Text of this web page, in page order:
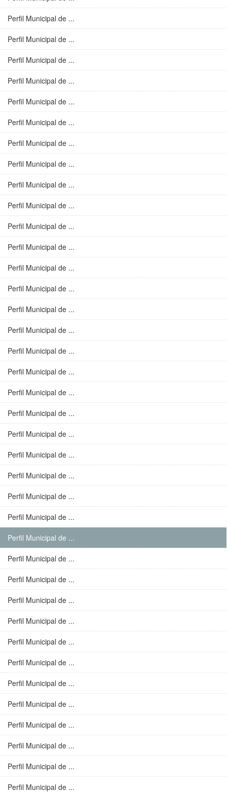
Perfil Municipal de ...
Perfil Municipal de ...
Perfil Municipal de ...
Perfil Municipal de ...
Perfil Municipal de ...
Perfil Municipal de ...
Perfil Municipal de ...
Perfil Municipal de ...
Perfil Municipal de ...
Perfil Municipal de ...
Perfil Municipal de ...
Perfil Municipal de ...
Perfil Municipal de ...
Perfil Municipal de ...
Perfil Municipal de ...
Perfil Municipal de ...
Perfil Municipal de ...
Perfil Municipal de ...
Perfil Municipal de ...
Perfil Municipal de ...
Perfil Municipal de ...
Perfil Municipal de ...
Perfil Municipal de ...
Perfil Municipal de ...
Perfil Municipal de ...
Perfil Municipal de ...
Perfil Municipal de ...
Perfil Municipal de ...
Perfil Municipal de ...
Perfil Municipal de ...
Perfil Municipal de ...
Perfil Municipal de ...
Perfil Municipal de ...
Perfil Municipal de ...
Perfil Municipal de ...
Perfil Municipal de ...
Perfil Municipal de ...
Perfil Municipal de ...